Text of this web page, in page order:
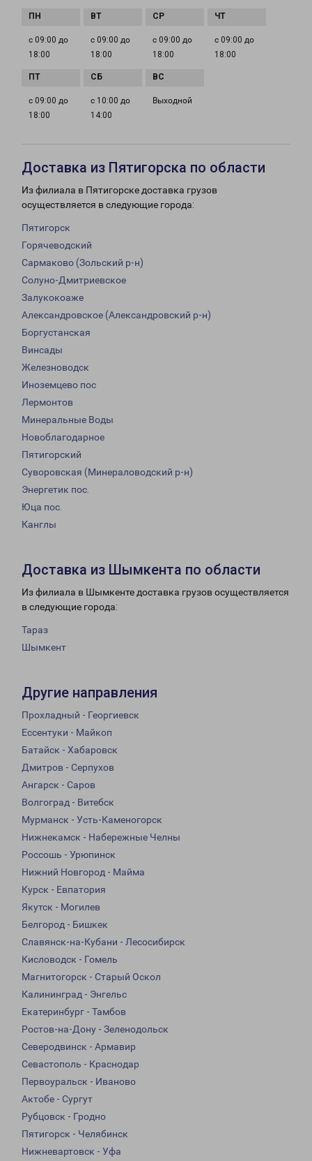
с 09:00 до
18:00
с 09:00 до
18:00
с 09:00 до
18:00
с 09:00 до
18:00
с 09:00 до
18:00
с 10:00 до
14:00
Выходной
Доставка из Пятигорска по области
Из филиала в Пятигорске доставка грузов
осуществляется в следующие города:
Пятигорск
Горячеводский
Сармаково (Зольский р-н)
Солуно-Дмитриевское
Залукокоаже
Александровское (Александровский р-н)
Боргустанская
Винсады
Железноводск
Иноземцево пос
Лермонтов
Минеральные Воды
Новоблагодарное
Пятигорский
Суворовская (Минераловодский р-н)
Энергетик пос.
Юца пос.
Канглы
Доставка из Шымкента по области
Из филиала в Шымкенте доставка грузов осуществляется
в следующие города:
Тараз
Шымкент
Другие направления
Прохладный - Георгиевск
Ессентуки - Майкоп
Батайск - Хабаровск
Дмитров - Серпухов
Ангарск - Саров
Волгоград - Витебск
Мурманск - Усть-Каменогорск
Нижнекамск - Набережные Челны
Россошь - Урюпинск
Нижний Новгород - Майма
Курск - Евпатория
Якутск - Могилев
Белгород - Бишкек
Славянск-на-Кубани - Лесосибирск
Кисловодск - Гомель
Магнитогорск - Старый Оскол
Калининград - Энгельс
Екатеринбург - Тамбов
Ростов-на-Дону - Зеленодольск
Северодвинск - Армавир
Севастополь - Краснодар
Первоуральск - Иваново
Актобе - Сургут
Рубцовск - Гродно
Пятигорск - Челябинск
Нижневартовск - Уфа